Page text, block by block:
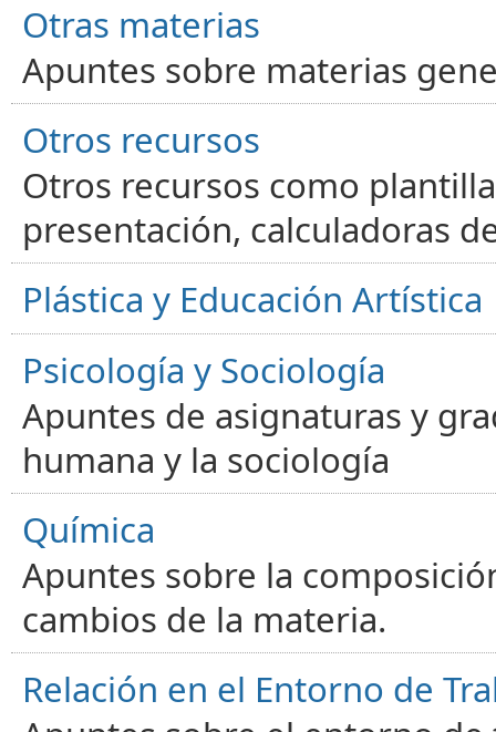
Otras materias
Apuntes sobre materias
Otros recursos
Otros recursos como
presentación, calculadoras
Plástica y Educación Artística
Psicología y Sociología
Apuntes de asignaturas y
humana y la sociología
Química
Apuntes sobre la
cambios de la materia.
Relación en el Entorno de